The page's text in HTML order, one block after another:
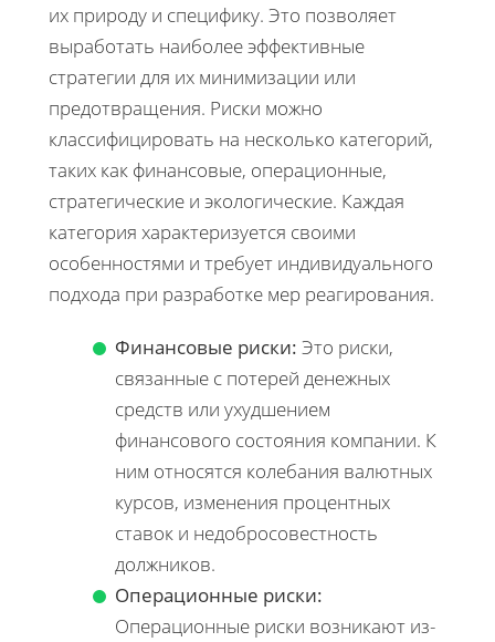
их природу и специфику. Это позволяет
выработать наиболее эффективные
стратегии для их минимизации или
предотвращения. Риски можно
классифицировать на несколько категорий,
таких как финансовые, операционные,
стратегические и экологические. Каждая
категория характеризуется своими
особенностями и требует индивидуального
подхода при разработке мер реагирования.
Финансовые риски: Это риски,
связанные с потерей денежных
средств или ухудшением
финансового состояния компании. К
ним относятся колебания валютных
курсов, изменения процентных
ставок и недобросовестность
должников.
Операционные риски:
Операционные риски возникают из-